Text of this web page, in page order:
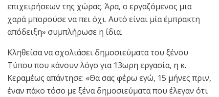
επιχειρήσεων της χώρας. Άρα, ο εργαζόμενος μια
χαρά μπορούσε να πει όχι. Αυτό είναι μία έμπρακτη
απόδειξη» συμπλήρωσε η ίδια.
Κληθείσα να σχολιάσει δημοσιεύματα του ξένου
Τύπου που κάνουν λόγο για 13ωρη εργασία, η κ.
Κεραμέως απάντησε: «Θα σας φέρω εγώ, 15 μήνες πριν,
έναν πάκο τόσο με ξένα δημοσιεύματα που έλεγαν ότι